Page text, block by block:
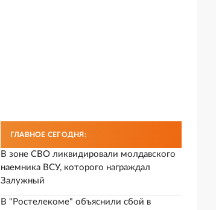
ГЛАВНОЕ СЕГОДНЯ:
В зоне СВО ликвидировали молдавского
наемника ВСУ, которого награждал
Залужный
В "Ростелекоме" объяснили сбой в